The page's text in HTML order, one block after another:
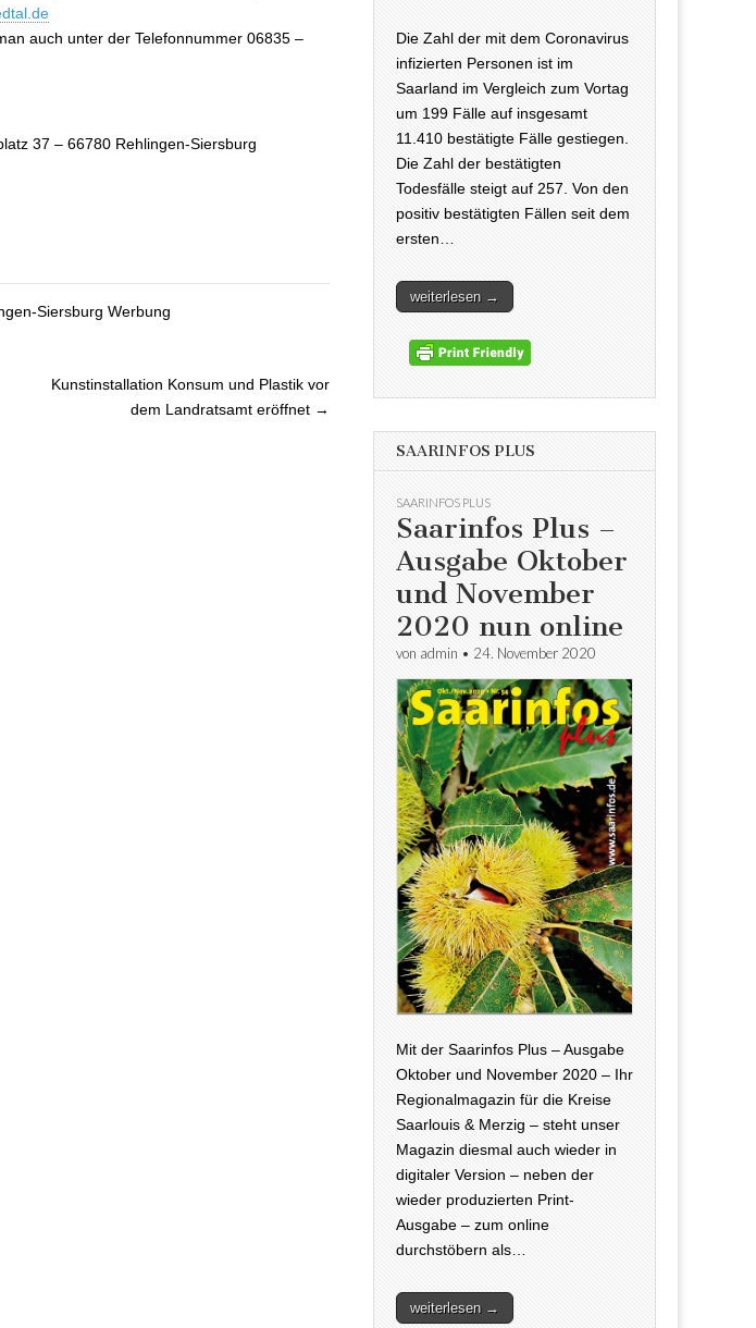
auch unter der Telefonnummer 06835 –
37 – 66780 Rehlingen-Siersburg
Siersburg Werbung
Kunstinstallation Konsum und Plastik vor
dem Landratsamt eröffnet →
Die Zahl der mit dem Coronavirus
infizierten Personen ist im
Saarland im Vergleich zum Vortag
um 199 Fälle auf insgesamt
11.410 bestätigte Fälle gestiegen.
Die Zahl der bestätigten
Todesfälle steigt auf 257. Von den
positiv bestätigten Fällen seit dem
ersten…
weiterlesen →
SAARINFOS PLUS
SAARINFOS PLUS
Saarinfos Plus –
Ausgabe Oktober
und November
2020 nun online
von admin • 24. November 2020
Mit der Saarinfos Plus – Ausgabe
Oktober und November 2020 – Ihr
Regionalmagazin für die Kreise
Saarlouis & Merzig – steht unser
Magazin diesmal auch wieder in
digitaler Version – neben der
wieder produzierten Print-
Ausgabe – zum online
durchstöbern als…
weiterlesen →